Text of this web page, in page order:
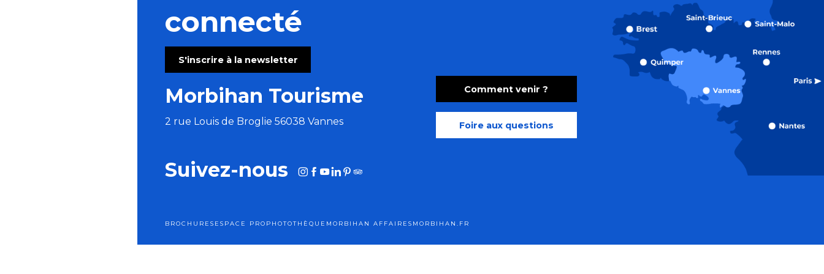
connecté
S'inscrire à la newsletter
Morbihan Tourisme
2 rue Louis de Broglie 56038 Vannes
Comment venir ?
Foire aux questions
Suivez-nous
BROCHURES ESPACE PRO PHOTOTHÈQUE MORBIHAN AFFAIRES MORBIHAN.FR